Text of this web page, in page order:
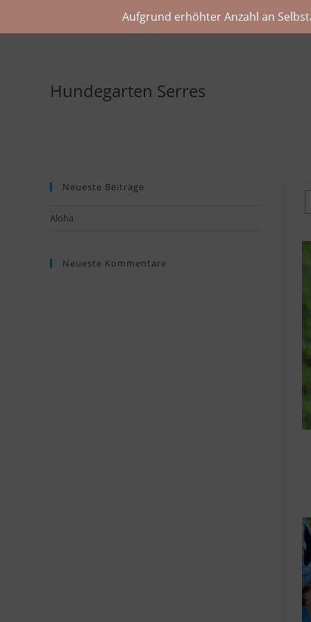
Aufgrund erhöhter Anzahl an
Hundegarten Serres
Neueste Beiträge
Aloha
Neueste Kommentare